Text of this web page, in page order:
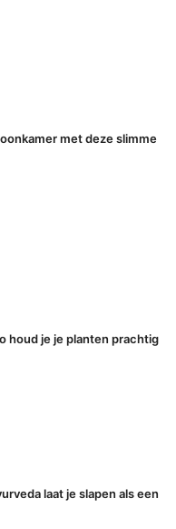
met deze slimme
houd je je planten prachtig
laat je slapen als een